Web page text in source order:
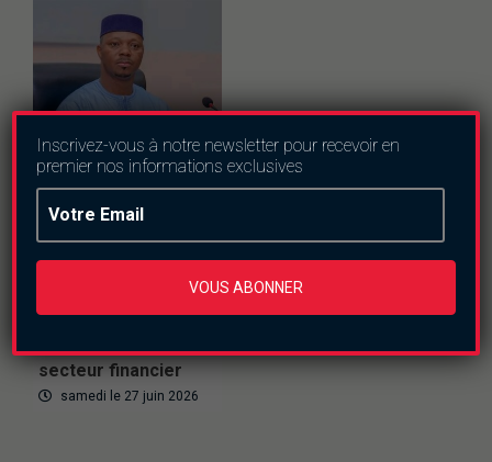
Actualités Economie
Réglementation
bancaire au Burkina
Faso : les députés
moderniser le
secteur financier
samedi le 27 juin 2026
Inscrivez-vous à notre newsletter pour recevoir en
premier nos informations exclusives
VOUS ABONNER